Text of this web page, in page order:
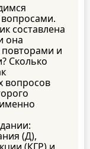
составлена
она
и
Сколько
вопросов
(Д),
(КГР) и